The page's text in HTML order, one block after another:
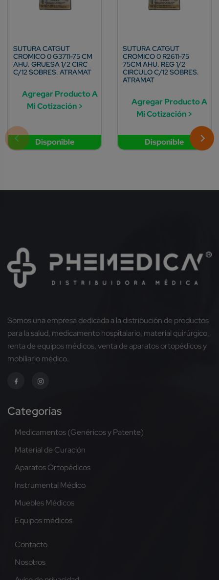
Disponible
SUTURA CATGUT
CROMICO 0 G3711-75 CM
AHU. GRUESA 1/2 CIRC
C/12 SOBRES. ATRAMAT
Agregar Producto A
Mi Cotización >
Disponible
SUTURA CATGUT
CROMICO 0 R2611-75
75CM AHU. REG 1/2
CIRCULO C/12 SOBRES.
ATRAMAT
Agregar Producto A
Mi Cotización >
Somos una empresa dedicada a la distribución de productos
para la salud, medicamento hospitalario, material quirúrgico,
renta de equipos médicos, venta de aparatos ortopédicos y
mobiliario médico.
Categorías
Medicamentos (Genéricos y Patente)
Material de Curación
Aparatos Ortopédicos
Instrumental Médico
Muebles Médicos
Equipos médicos
Contacto
Nosotros